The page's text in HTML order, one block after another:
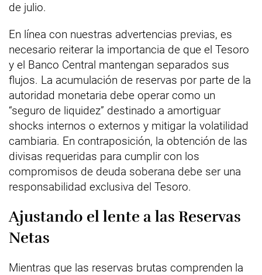
de julio.
En línea con nuestras advertencias previas, es
necesario reiterar la importancia de que el Tesoro
y el Banco Central mantengan separados sus
flujos. La acumulación de reservas por parte de la
autoridad monetaria debe operar como un
“seguro de liquidez” destinado a amortiguar
shocks internos o externos y mitigar la volatilidad
cambiaria. En contraposición, la obtención de las
divisas requeridas para cumplir con los
compromisos de deuda soberana debe ser una
responsabilidad exclusiva del Tesoro.
Ajustando el lente a las Reservas
Netas
Mientras que las reservas brutas comprenden la